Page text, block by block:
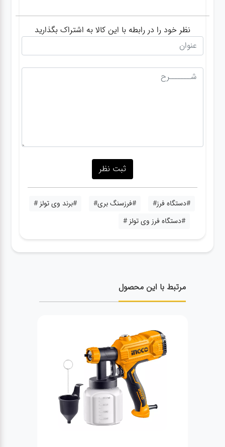
نظر خود را در رابطه با این کالا به اشتراک بگذارید
#دستگاه فرز# #فرزسنگ بری#
#برند وی تولز #
#دستگاه فرز وی تولز #
مرتبط با این محصول